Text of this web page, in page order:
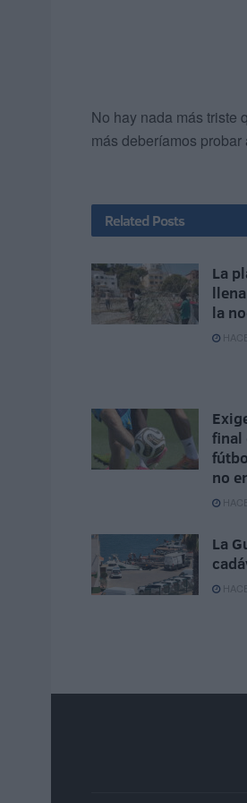
No hay nada más triste
más deberíamos
Related Posts
La
la
final
no
La